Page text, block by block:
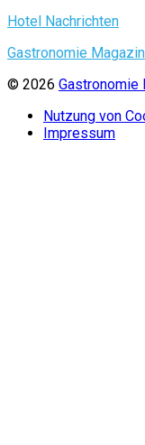
Hotel Nachrichten
Gastronomie Magazin
© 2026 Gastronomie
Nutzung von
Impressum